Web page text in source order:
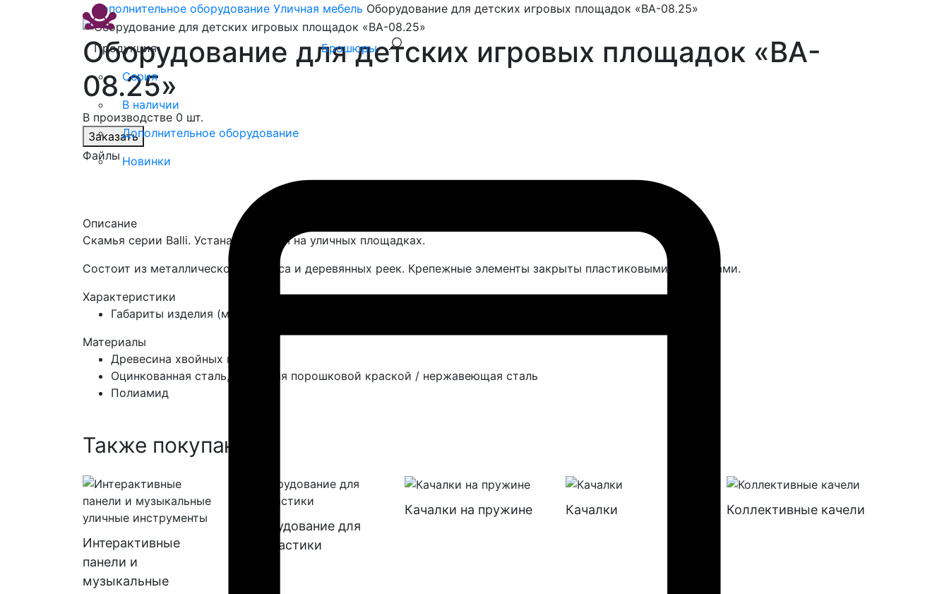
Продукция
Серия
В наличии
Дополнительное оборудование
Новинки
Брошюры
Дополнительное оборудование Уличная мебель Оборудование для детских игровых площадок «BA-08.25»
Оборудование для детских игровых площадок «BA-
08.25»
В производстве 0 шт.
Заказать
Файлы
Описание
Скамья серии Balli. Устанавливается на уличных площадках.
Состоит из металлического каркаса и деревянных реек. Крепежные элементы закрыты пластиковыми заглушками.
Характеристики
Габариты изделия (мм)
Материалы
Древесина хвойных пород
Оцинкованная сталь, покрытая порошковой краской / нержавеющая сталь
Полиамид
Также покупают:
Интерактивные
панели и
музыкальные
Оборудование для
геопластики
Качалки на пружине Качалки Коллективные качели